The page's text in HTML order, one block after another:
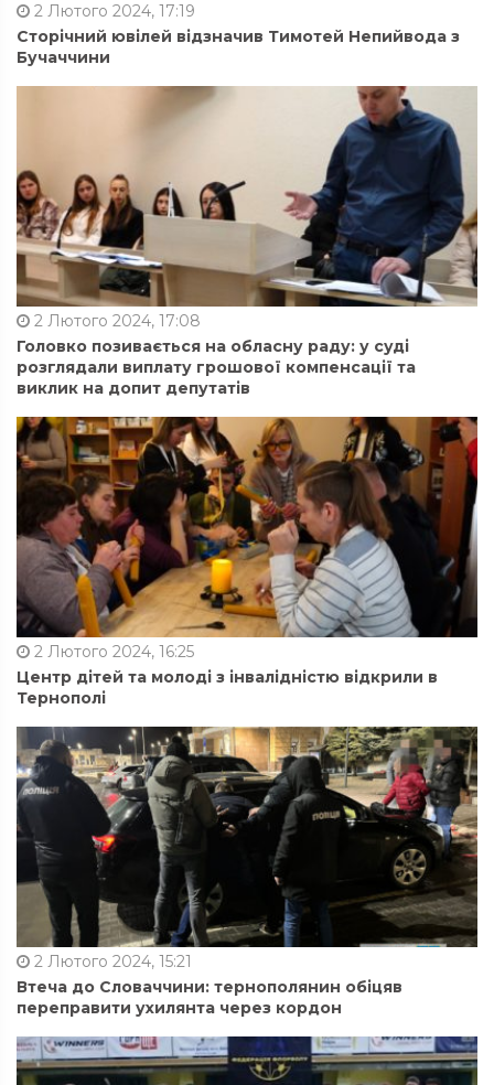
2 Лютого 2024, 17:19
Сторічний ювілей відзначив Тимотей Непийвода з
Бучаччини
2 Лютого 2024, 17:08
Головко позивається на обласну раду: у суді
розглядали виплату грошової компенсації та
виклик на допит депутатів
2 Лютого 2024, 16:25
Центр дітей та молоді з інвалідністю відкрили в
Тернополі
2 Лютого 2024, 15:21
Втеча до Словаччини: тернополянин обіцяв
переправити ухилянта через кордон